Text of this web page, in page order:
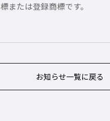
たは登録商標です。
お知らせ一覧に戻る